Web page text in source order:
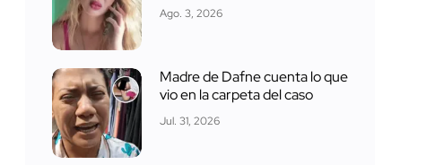
Ago. 3, 2026
Madre de Dafne cuenta lo que
vio en la carpeta del caso
Jul. 31, 2026